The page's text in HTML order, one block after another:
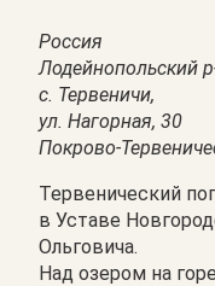
Россия
Лодейнопольский
с. Тервеничи,
ул. Нагорная, 30
Покрово-
Тервенический
в Уставе
Ольговича.
Над озером на